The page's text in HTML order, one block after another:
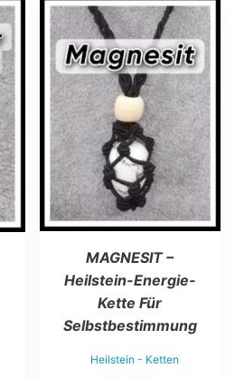
MAGNESIT –
Heilstein-Energie-
Kette Für
Selbstbestimmung
Heilstein - Ketten